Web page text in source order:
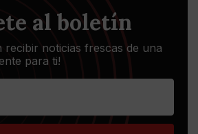
al boletín
recibir noticias frescas de una
para ti!